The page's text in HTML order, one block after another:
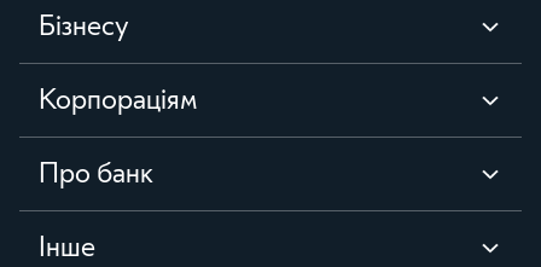
Бізнесу
Корпораціям
Про банк
Iнше